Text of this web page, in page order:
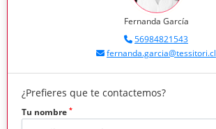
Fernanda García
56984821543
fernanda.garcia@tessitori.cl
¿Prefieres que te contactemos?
Tu nombre *